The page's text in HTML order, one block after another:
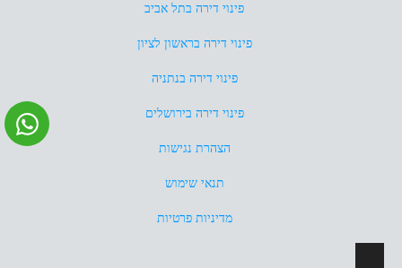
פינוי דירה בתל אביב
פינוי דירה בראשון לציון
פינוי דירה בנתניה
פינוי דירה בירושלים
הצהרת נגישות
תנאי שימוש
מדיניות פרטיות